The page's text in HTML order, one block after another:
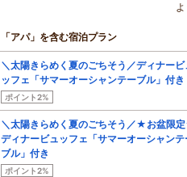
「アパ」を含む宿泊プラン
＼太陽きらめく夏のごちそう／ディナービ
ッフェ「サマーオーシャンテーブル」付き
ポイント2%
＼太陽きらめく夏のごちそう／★お盆限
ディナービュッフェ「サマーオーシャンテ
ブル」付き
ポイント2%